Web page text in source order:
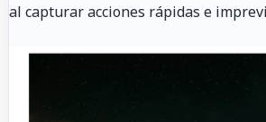
al capturar acciones rápidas e